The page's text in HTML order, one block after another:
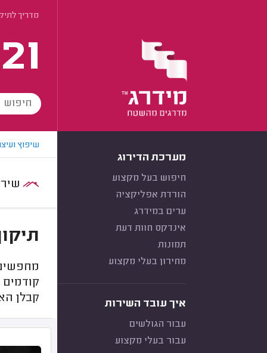
מדריך
מערכת הדירוג
חיפוש בעל מקצוע
הורדת אפליקציה
ערים במידרג
אינדקס חוות דעת
תמונות
מחירון בעלי מקצוע
איך עובד השירות
עבור הגולשים
עבור בעלי מקצוע
שיפוץ
קבלן